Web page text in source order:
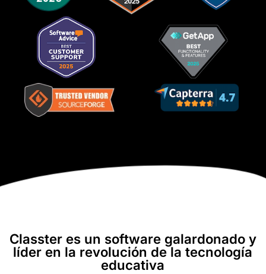
Classter es un software galardonado y
líder en la revolución de la tecnología
educativa